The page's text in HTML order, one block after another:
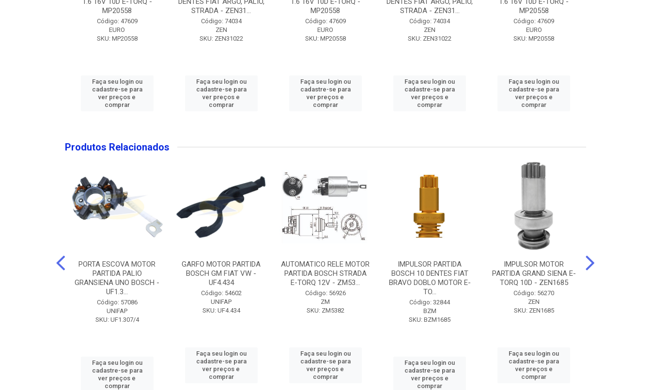
MP20558
Código: 47609
EURO
SKU: MP20558
Faça seu login ou
cadastre-se para
ver preços e
comprar
STRADA - ZEN31...
Código: 74034
ZEN
SKU: ZEN31022
Faça seu login ou
cadastre-se para
ver preços e
comprar
MP20558
Código: 47609
EURO
SKU: MP20558
Faça seu login ou
cadastre-se para
ver preços e
comprar
STRADA - ZEN31...
Código: 74034
ZEN
SKU: ZEN31022
Faça seu login ou
cadastre-se para
ver preços e
comprar
MP20558
Código: 47609
EURO
SKU: MP20558
Faça seu login ou
cadastre-se para
ver preços e
comprar
Produtos Relacionados
PORTA ESCOVA MOTOR
PARTIDA PALIO
GRANSIENA UNO BOSCH -
UF1.3...
Código: 57086
UNIFAP
SKU: UF1.307/4
Faça seu login ou
cadastre-se para
ver preços e
comprar
GARFO MOTOR PARTIDA
BOSCH GM FIAT VW -
UF4.434
Código: 54602
UNIFAP
SKU: UF4.434
Faça seu login ou
cadastre-se para
ver preços e
comprar
AUTOMATICO RELE MOTOR
PARTIDA BOSCH STRADA
E-TORQ 12V - ZM53...
Código: 56926
ZM
SKU: ZM5382
Faça seu login ou
cadastre-se para
ver preços e
comprar
IMPULSOR PARTIDA
BOSCH 10 DENTES FIAT
BRAVO DOBLO MOTOR E-
TO...
Código: 32844
BZM
SKU: BZM1685
Faça seu login ou
cadastre-se para
ver preços e
comprar
IMPULSOR MOTOR
PARTIDA GRAND SIENA E-
TORQ 10D - ZEN1685
Código: 56270
ZEN
SKU: ZEN1685
Faça seu login ou
cadastre-se para
ver preços e
comprar